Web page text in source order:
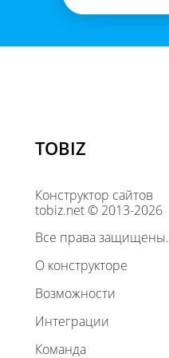
TOBIZ
Конструктор сайтов
tobiz.net © 2013-2026
Все права защищены.
О конструкторе
Возможности
Интеграции
Команда